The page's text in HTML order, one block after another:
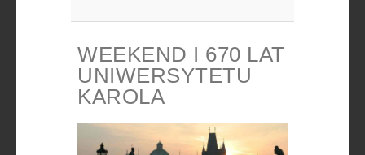
WEEKEND I 670 LAT
UNIWERSYTETU
KAROLA